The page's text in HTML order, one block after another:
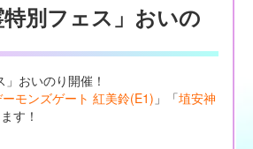
別フェス」おいの
」おいのり開催！
モンズゲート 紅美鈴(E1) 」「埴安神
す！